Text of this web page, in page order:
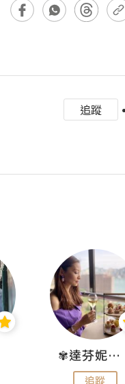
追蹤
✾達芬妮•愛孩子•愛生活✾
追蹤